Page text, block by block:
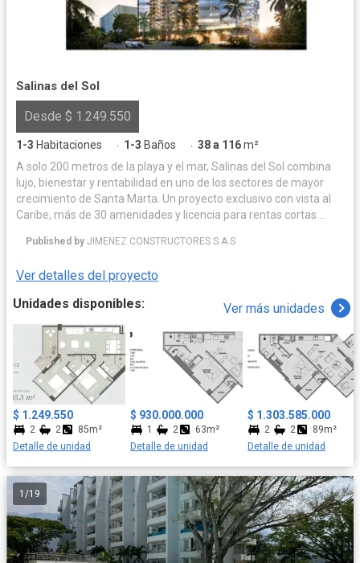
Salinas del Sol
Desde $ 1.249.550
1-3 Habitaciones · 1-3 Baños · 38 a 116m²
A solo 200 metros de la playa y el mar, Salinas del Sol combina
lujo, bienestar y rentabilidad en uno de los sectores de mayor
crecimiento de Santa Marta. Un proyecto exclusivo con vista al
Caribe, más de 30 amenidades y licencia para rentas cortas.
para disfrutar, descansar y generar rentabilidad.
Published by JIMENEZ CONSTRUCTORES S.A.S
Ver detalles del proyecto
Unidades disponibles:
Ver más unidades
$ 1.249.550
2 2
85m²
Detalle de unidad
$ 930.000.000
1 2
63m²
Detalle de unidad
$ 1.303.585.000
2 2
89m²
Detalle de unidad
1 /19